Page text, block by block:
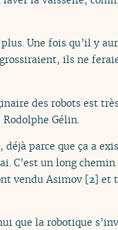
Une fois qu’il y
ils ne
des robots est
Gélin.
parce que ça a
C’est un long
vendu Asimov [2] et
que la robotique